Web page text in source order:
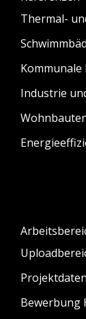
Thermal-
Industrie
Bewerbung